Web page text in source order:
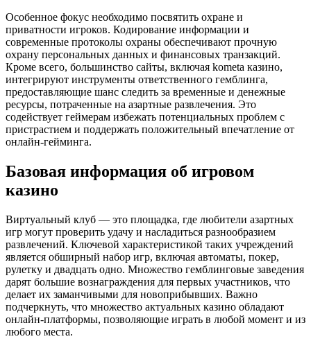
Особенное фокус необходимо посвятить охране и
приватности игроков. Кодирование информации и
современные протоколы охраны обеспечивают прочную
охрану персональных данных и финансовых транзакций.
Кроме всего, большинство сайты, включая kometa казино,
интегрируют инструменты ответственного гемблинга,
предоставляющие шанс следить за временные и денежные
ресурсы, потраченные на азартные развлечения. Это
содействует геймерам избежать потенциальных проблем с
пристрастием и поддержать положительный впечатление от
онлайн-гейминга.
Базовая информация об игровом
казино
Виртуальный клуб — это площадка, где любители азартных
игр могут проверить удачу и насладиться разнообразием
развлечений. Ключевой характеристикой таких учреждений
является обширный набор игр, включая автоматы, покер,
рулетку и двадцать одно. Множество гемблинговые заведения
дарят большие вознаграждения для первых участников, что
делает их заманчивыми для новоприбывших. Важно
подчеркнуть, что множество актуальных казино обладают
онлайн-платформы, позволяющие играть в любой момент и из
любого места.